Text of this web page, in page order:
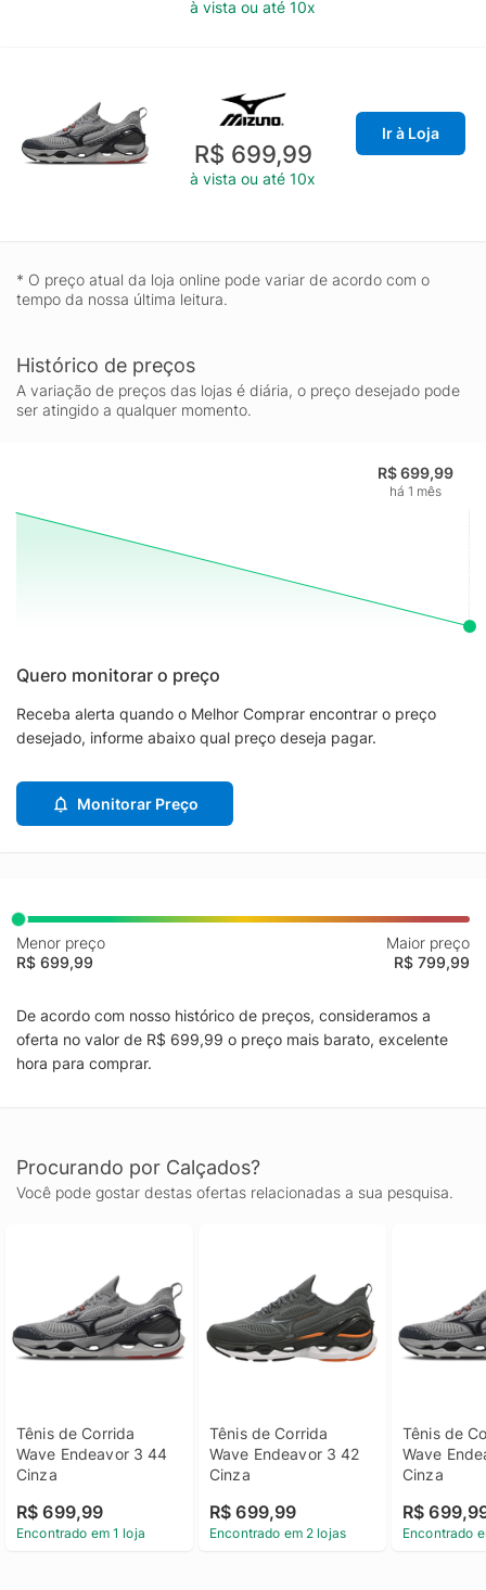
à vista ou até 10x
R$ 699,99
à vista ou até 10x
Ir à Loja
* O preço atual da loja online pode variar de acordo com o
tempo da nossa última leitura.
Histórico de preços
A variação de preços das lojas é diária, o preço desejado pode
ser atingido a qualquer momento.
R$ 699,99
há 1 mês
Quero monitorar o preço
Receba alerta quando o Melhor Comprar encontrar o preço
desejado, informe abaixo qual preço deseja pagar.
Monitorar Preço
Menor preço
R$ 699,99
Maior preço
R$ 799,99
De acordo com nosso histórico de preços, consideramos a
oferta no valor de R$ 699,99 o preço mais barato, excelente
hora para comprar.
Procurando por Calçados?
Você pode gostar destas ofertas relacionadas a sua pesquisa.
Tênis de Corrida
Wave Endeavor 3 44
Cinza
R$ 699,99
Encontrado em 1 loja
Tênis de Corrida
Wave Endeavor 3 42
Cinza
R$ 699,99
Encontrado em 2 lojas
Tênis de
Wave
Cinza
R$
Encontrado